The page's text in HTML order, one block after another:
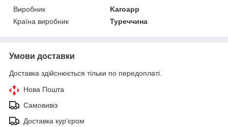
Виробник
Karoapp
Країна виробник
Туреччина
Умови доставки
Доставка здійснюється тільки по передоплаті.
Нова Пошта
Самовивіз
Доставка кур'єром